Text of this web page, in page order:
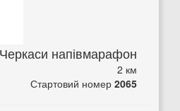
напівмарафон
2 км
Стартовий номер 2065